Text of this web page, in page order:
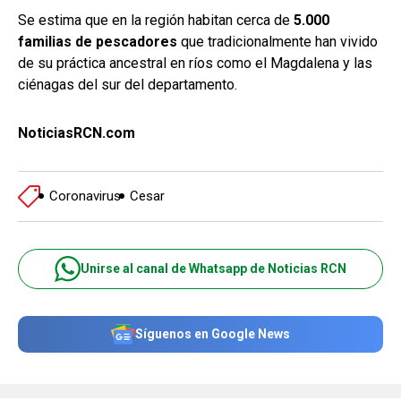
Se estima que en la región habitan cerca de 5.000
familias de pescadores que tradicionalmente han vivido
de su práctica ancestral en ríos como el Magdalena y las
ciénagas del sur del departamento.
NoticiasRCN.com
Coronavirus Cesar
Unirse al canal de Whatsapp de Noticias RCN
Síguenos en Google News